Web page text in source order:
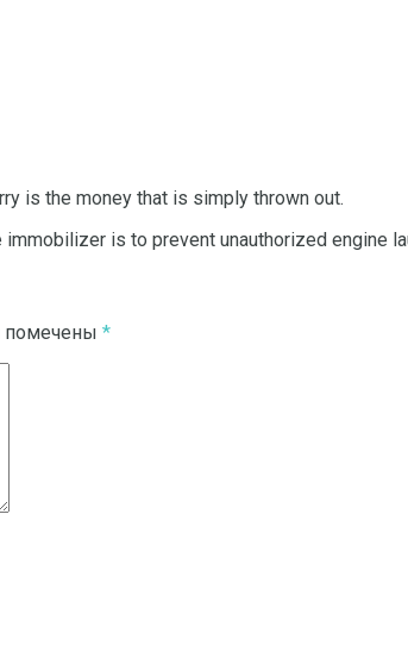
is the money that is simply thrown out.
is to prevent unauthorized engine
помечены *